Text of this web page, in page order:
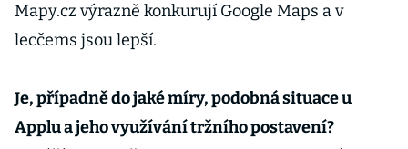
Mapy.cz výrazně konkurují Google Maps a v
lecčems jsou lepší.
Je, případně do jaké míry, podobná situace u
Applu a jeho využívání tržního postavení?